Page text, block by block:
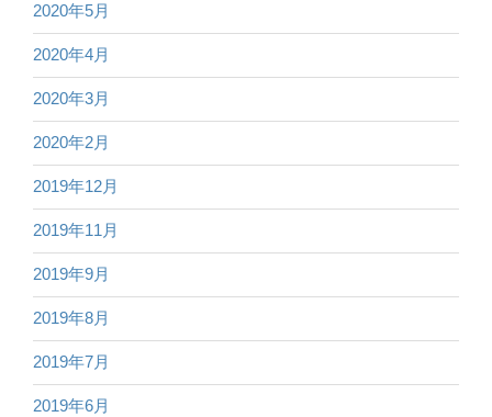
2020年5月
2020年4月
2020年3月
2020年2月
2019年12月
2019年11月
2019年9月
2019年8月
2019年7月
2019年6月